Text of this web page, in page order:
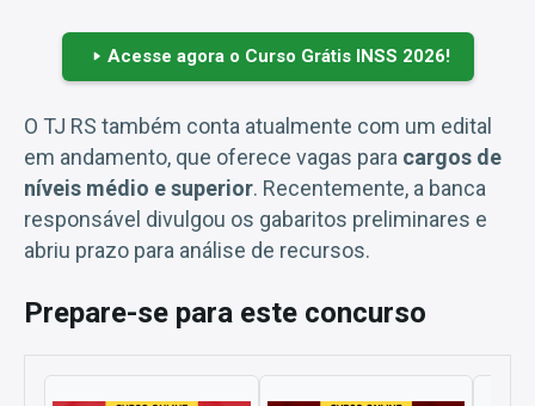
Acesse agora o Curso Grátis INSS 2026!
O TJ RS também conta atualmente com um edital
em andamento, que oferece vagas para cargos de
níveis médio e superior. Recentemente, a banca
responsável divulgou os gabaritos preliminares e
abriu prazo para análise de recursos.
Prepare-se para este concurso